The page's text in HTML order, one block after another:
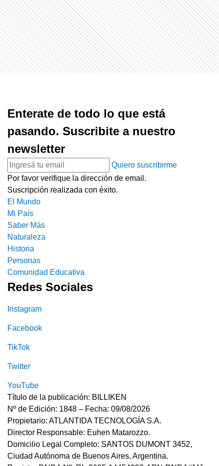
Enterate de todo lo que está
pasando. Suscribite a nuestro
newsletter
Quiero suscribirme
Por favor verifique la dirección de email.
Suscripción realizada con éxito.
El Mundo
Mi País
Saber Más
Naturaleza
Historia
Personas
Comunidad Educativa
Redes Sociales
Instagram
Facebook
TikTok
Twitter
YouTube
Título de la publicación: BILLIKEN
Nº de Edición: 1848 – Fecha: 09/08/2026
Propietario: ATLANTIDA TECNOLOGÍA S.A.
Director Responsable: Euhen Matarozzo.
Domicilio Legal Completo: SANTOS DUMONT 3452,
Ciudad Autónoma de Buenos Aires, Argentina.